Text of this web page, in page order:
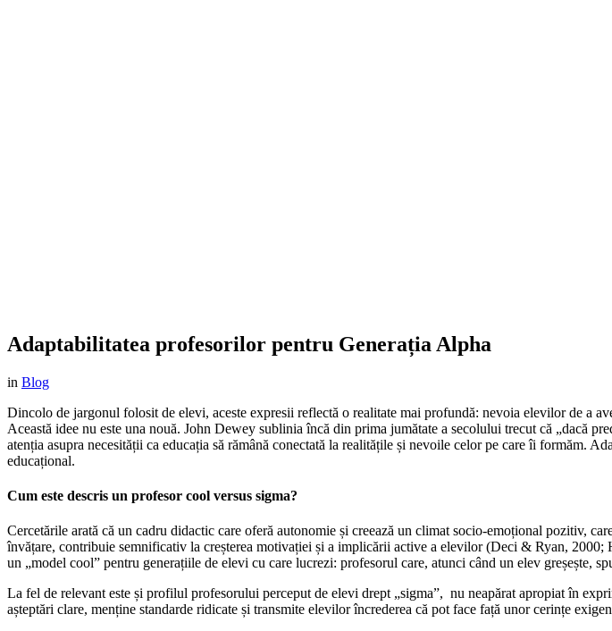
Adaptabilitatea profesorilor pentru Generația Alpha
in Blog
Dincolo de jargonul folosit de elevi, aceste expresii reflectă o realitate mai profundă: nevoia elevilor de a
Această idee nu este una nouă. John Dewey sublinia încă din prima jumătate a secolului trecut că „dacă
atenția asupra necesității ca educația să rămână conectată la realitățile și nevoile celor pe care îi formăm.
educațional.
Cum este descris un profesor cool versus sigma?
Cercetările arată că un cadru didactic care oferă autonomie și creează un climat socio-emoțional pozitiv,
învățare, contribuie semnificativ la creșterea motivației și a implicării active a elevilor (Deci & Ryan,
un „model cool” pentru generațiile de elevi cu care lucrezi: profesorul care, atunci când un elev greșește,
La fel de relevant este și profilul profesorului perceput de elevi drept „sigma”, nu neapărat apropiat în
așteptări clare, menține standarde ridicate și transmite elevilor încrederea că pot face față unor cerințe